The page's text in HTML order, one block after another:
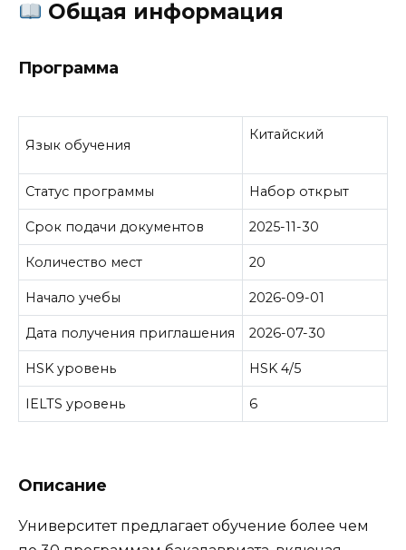
Общая информация
Программа
Язык обучения
Китайский
Статус программы Набор открыт
Срок подачи документов 2025-11-30
Количество мест 20
Начало учебы 2026-09-01
Дата получения приглашения 2026-07-30
HSK уровень HSK 4/5
IELTS уровень 6
Описание
Университет предлагает обучение более чем